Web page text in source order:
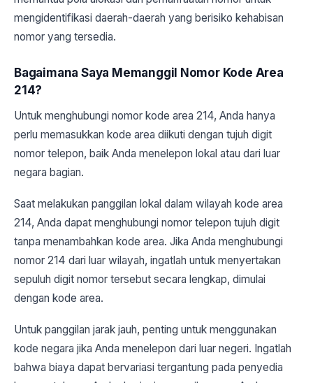
mengidentifikasi daerah-daerah yang berisiko kehabisan
nomor yang tersedia.
Bagaimana Saya Memanggil Nomor Kode Area
214?
Untuk menghubungi nomor kode area 214, Anda hanya
perlu memasukkan kode area diikuti dengan tujuh digit
nomor telepon, baik Anda menelepon lokal atau dari luar
negara bagian.
Saat melakukan panggilan lokal dalam wilayah kode area
214, Anda dapat menghubungi nomor telepon tujuh digit
tanpa menambahkan kode area. Jika Anda menghubungi
nomor 214 dari luar wilayah, ingatlah untuk menyertakan
sepuluh digit nomor tersebut secara lengkap, dimulai
dengan kode area.
Untuk panggilan jarak jauh, penting untuk menggunakan
kode negara jika Anda menelepon dari luar negeri. Ingatlah
bahwa biaya dapat bervariasi tergantung pada penyedia